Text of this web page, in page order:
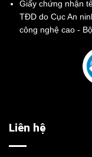
Giấy chứng nhận
TĐD do Cục An
công nghệ cao -
Liên hệ